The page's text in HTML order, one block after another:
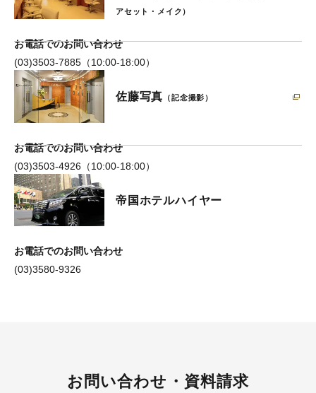
アセット・メイク）
お電話でのお問い合わせ
(03)3503-7885（10:00-18:00）
佐藤写真 （記念撮影）
お電話でのお問い合わせ
(03)3503-4926（10:00-18:00）
帝国ホテルハイヤー
お電話でのお問い合わせ
(03)3580-9326
お問い合わせ・資料請求